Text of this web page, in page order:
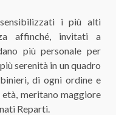
i più alti
affinché, invitati a
più personale per
serenità in un quadro
di ogni ordine e
meritano maggiore
Reparti.